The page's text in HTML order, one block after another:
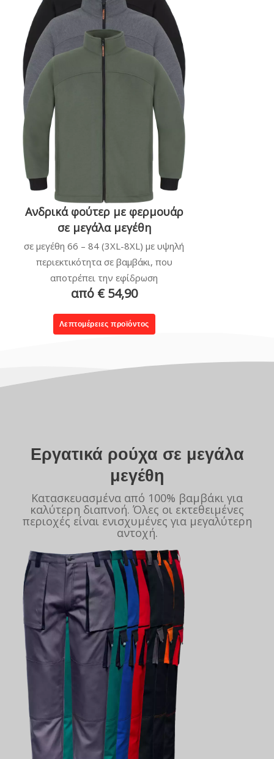
Ανδρικά φούτερ με φερμουάρ
σε μεγάλα μεγέθη
σε μεγέθη 66 – 84 (3XL-8XL) με υψηλή
περιεκτικότητα σε βαμβάκι, που
αποτρέπει την εφίδρωση
από € 54,90
Λεπτομέρειες προϊόντος
Εργατικά ρούχα σε μεγάλα
μεγέθη
Κατασκευασμένα από 100% βαμβάκι για
καλύτερη διαπνοή. Όλες οι εκτεθειμένες
περιοχές είναι ενισχυμένες για μεγαλύτερη
αντοχή.